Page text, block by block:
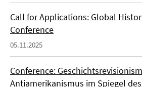
Call for Applications: Global
Conference
05.11.2025
Conference:
Antiamerikanismus im Spiegel